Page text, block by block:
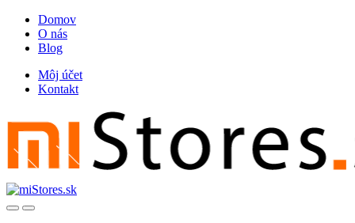
Skip
navigation
Skip
content
Domov
O nás
Blog
Môj účet
Kontakt
OpenClose